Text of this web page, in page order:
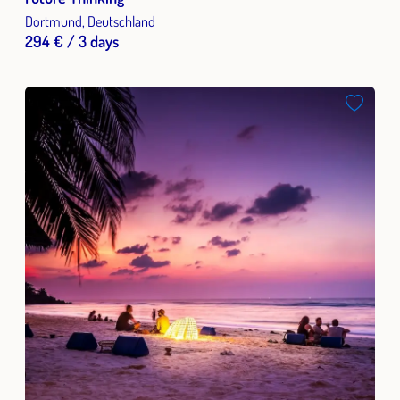
Dortmund, Deutschland
294 € / 3 days